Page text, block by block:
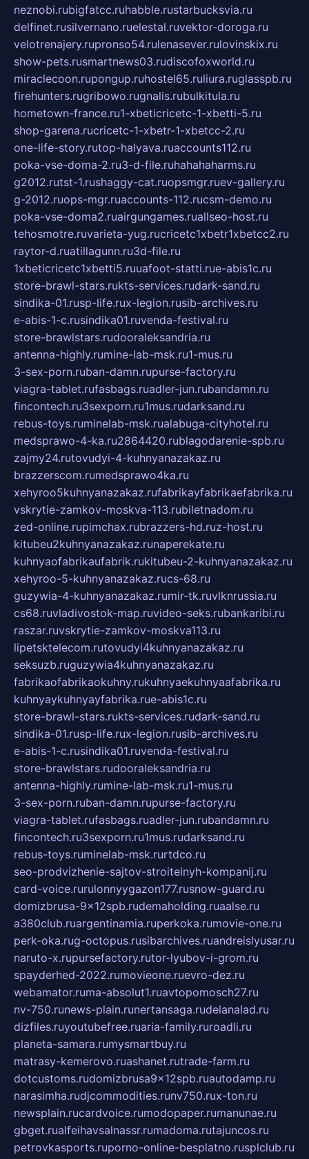
neznobi.rubigfatcc.ruhabble.rustarbucksvia.ru
delfinet.rusilvernano.ruelestal.ruvektor-doroga.ru
velotrenajery.rupronso54.rulenasever.rulovinskix.ru
show-pets.rusmartnews03.rudiscofoxworld.ru
miraclecoon.rupongup.ruhostel65.ruliura.ruglasspb.ru
firehunters.rugribowo.rugnalis.rubulkitula.ru
hometown-france.ru1-xbeticricetc-1-xbetti-5.ru
shop-garena.rucricetc-1-xbetr-1-xbetcc-2.ru
one-life-story.rutop-halyava.ruaccounts112.ru
poka-vse-doma-2.ru3-d-file.ruhahahaharms.ru
g2012.rutst-1.rushaggy-cat.ruopsmgr.ruev-gallery.ru
g-2012.ruops-mgr.ruaccounts-112.rucsm-demo.ru
poka-vse-doma2.ruairgungames.ruallseo-host.ru
tehosmotre.ruvarieta-yug.rucricetc1xbetr1xbetcc2.ru
raytor-d.ruatillagunn.ru3d-file.ru
1xbeticricetc1xbetti5.ruuafoot-statti.rue-abis1c.ru
store-brawl-stars.rukts-services.rudark-sand.ru
sindika-01.rusp-life.rux-legion.rusib-archives.ru
e-abis-1-c.rusindika01.ruvenda-festival.ru
store-brawlstars.rudooraleksandria.ru
antenna-highly.rumine-lab-msk.ru1-mus.ru
3-sex-porn.ruban-damn.rupurse-factory.ru
viagra-tablet.rufasbags.ruadler-jun.rubandamn.ru
fincontech.ru3sexporn.ru1mus.rudarksand.ru
rebus-toys.ruminelab-msk.rualabuga-cityhotel.ru
medsprawo-4-ka.ru2864420.rublagodarenie-spb.ru
zajmy24.rutovudyi-4-kuhnyanazakaz.ru
brazzerscom.rumedsprawo4ka.ru
xehyroo5kuhnyanazakaz.rufabrikayfabrikaefabrika.ru
vskrytie-zamkov-moskva-113.rubiletnadom.ru
zed-online.rupimchax.rubrazzers-hd.ruz-host.ru
kitubeu2kuhnyanazakaz.runaperekate.ru
kuhnyaofabrikaufabrik.rukitubeu-2-kuhnyanazakaz.ru
xehyroo-5-kuhnyanazakaz.rucs-68.ru
guzywia-4-kuhnyanazakaz.rumir-tk.ruvlknrussia.ru
cs68.ruvladivostok-map.ruvideo-seks.rubankaribi.ru
raszar.ruvskrytie-zamkov-moskva113.ru
lipetsktelecom.rutovudyi4kuhnyanazakaz.ru
seksuzb.ruguzywia4kuhnyanazakaz.ru
fabrikaofabrikaokuhny.rukuhnyaekuhnyaafabrika.ru
kuhnyaykuhnyayfabrika.rue-abis1c.ru
store-brawl-stars.rukts-services.rudark-sand.ru
sindika-01.rusp-life.rux-legion.rusib-archives.ru
e-abis-1-c.rusindika01.ruvenda-festival.ru
store-brawlstars.rudooraleksandria.ru
antenna-highly.rumine-lab-msk.ru1-mus.ru
3-sex-porn.ruban-damn.rupurse-factory.ru
viagra-tablet.rufasbags.ruadler-jun.rubandamn.ru
fincontech.ru3sexporn.ru1mus.rudarksand.ru
rebus-toys.ruminelab-msk.rurtdco.ru
seo-prodvizhenie-sajtov-stroitelnyh-kompanij.ru
card-voice.rurulonnyygazon177.rusnow-guard.ru
domizbrusa-9x12spb.rudemaholding.ruaalse.ru
a380club.ruargentinamia.ruperkoka.rumovie-one.ru
perk-oka.rug-octopus.rusibarchives.ruandreislyusar.ru
naruto-x.rupursefactory.rutor-lyubov-i-grom.ru
spayderhed-2022.rumovieone.ruevro-dez.ru
webamator.ruma-absolut1.ruavtopomosch27.ru
nv-750.runews-plain.runertansaga.rudelanalad.ru
dizfiles.ruyoutubefree.ruaria-family.ruroadli.ru
planeta-samara.rumysmartbuy.ru
matrasy-kemerovo.ruashanet.rutrade-farm.ru
dotcustoms.rudomizbrusa9x12spb.ruautodamp.ru
narasimha.rudjcommodities.runv750.rux-ton.ru
newsplain.rucardvoice.rumodopaper.rumanunae.ru
gbget.rualfeihavsalnassr.rumadoma.rutajuncos.ru
petrovkasports.ruporno-online-besplatno.rusplclub.ru